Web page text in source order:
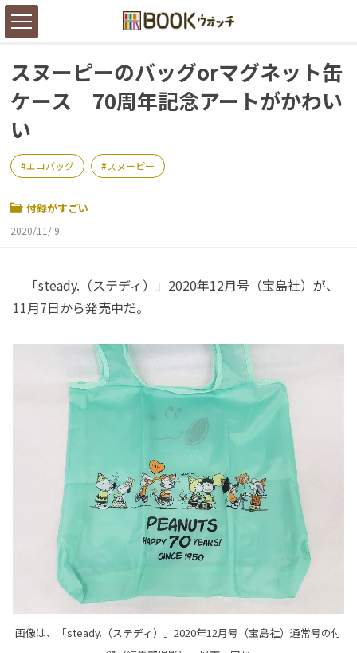
スヌーピーのバッグorマグネット缶
ケース 70周年記念アートがかわい
い
エコバッグ スヌーピー
付録がすごい
2020/11/ 9
「steady.（ステディ）」2020年12月号（宝島社）が、
11月7日から発売中だ。
画像は、「steady.（ステディ）」2020年12月号（宝島社）通常号の付